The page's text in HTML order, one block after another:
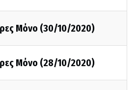
Μόνο (30/10/2020)
Μόνο (28/10/2020)